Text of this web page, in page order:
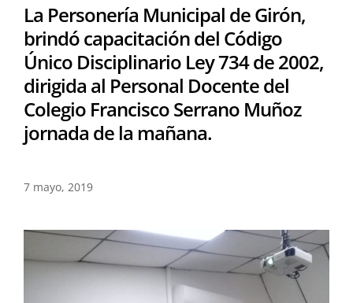
La Personería Municipal de Girón,
brindó capacitación del Código
Único Disciplinario Ley 734 de 2002,
dirigida al Personal Docente del
Colegio Francisco Serrano Muñoz
jornada de la mañana.
7 mayo, 2019